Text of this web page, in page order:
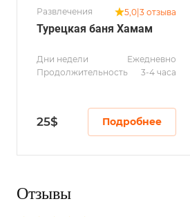
Развлечения 5,0|3 отзыва
Турецкая баня Хамам
Дни недели
Ежедневно
Продолжительность
3-4 часа
25$ Подробнее
Отзывы